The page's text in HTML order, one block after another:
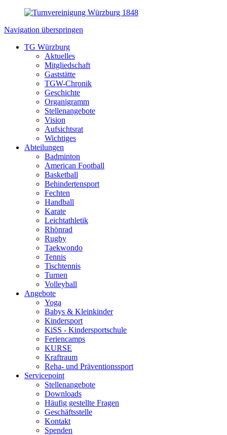
Navigation überspringen
TG Würzburg
Aktuelles
Mitgliedschaft
Gaststätte
TGW-Chronik
Geschichte
Organigramm
Stellenangebote
Vision
Aufsichtsrat
Wichtiges
Abteilungen
Badminton
American Football
Basketball
Behindertensport
Fechten
Handball
Karate
Leichtathletik
Rhönrad
Rugby
Taekwondo
Tennis
Tischtennis
Turnen
Volleyball
Angebote
Yoga
Babys & Kleinkinder
Kindersport
KiSS - Kindersportschule
Feriencamps
KURSE
Kraftraum
Reha- und Präventionssport
Servicepoint
Stellenangebote
Downloads
Häufig gestellte Fragen
Geschäftsstelle
Kontakt
Spenden